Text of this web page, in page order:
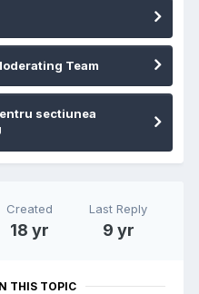
Team
sectiunea
Created
18 yr
Last Reply
9 yr
THIS TOPIC